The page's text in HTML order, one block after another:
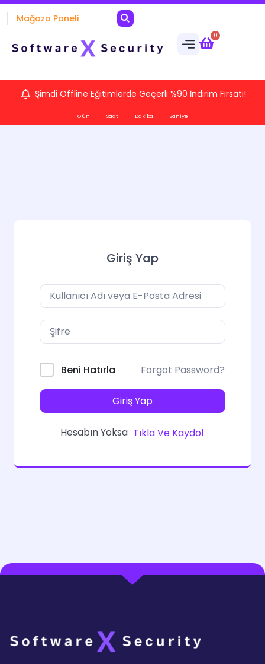
Mağaza Paneli
0
Şimdi Offline Eğitimlerde Geçerli %90 İndirim Fırsatı!
Gün Saat Dakika Saniye
Giriş Yap
Beni Hatırla Forgot Password?
Giriş Yap
Hesabın Yoksa Tıkla Ve Kaydol